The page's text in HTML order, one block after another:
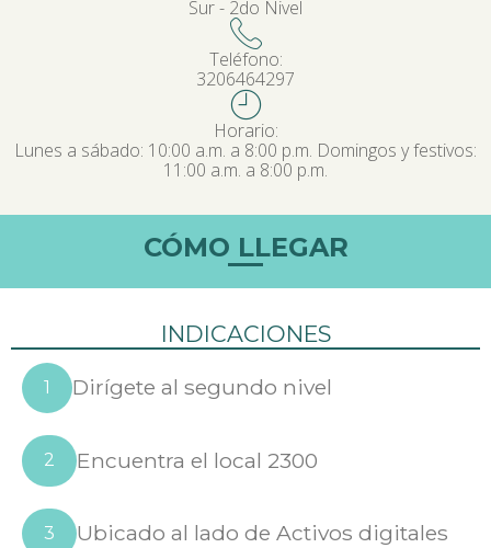
Sur - 2do Nivel
Teléfono:
3206464297
Horario:
Lunes a sábado: 10:00 a.m. a 8:00 p.m. Domingos y festivos:
11:00 a.m. a 8:00 p.m.
CÓMO LLEGAR
INDICACIONES
1 Dirígete al segundo nivel
2 Encuentra el local 2300
3 Ubicado al lado de Activos digitales